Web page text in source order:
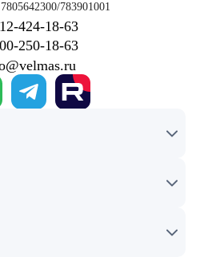
783901001